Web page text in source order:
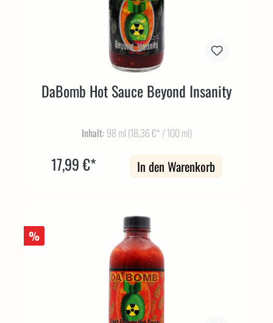
DaBomb Hot Sauce Beyond Insanity
Inhalt: 98 ml (18,36 €* / 100 ml)
17,99 €* In den Warenkorb
%